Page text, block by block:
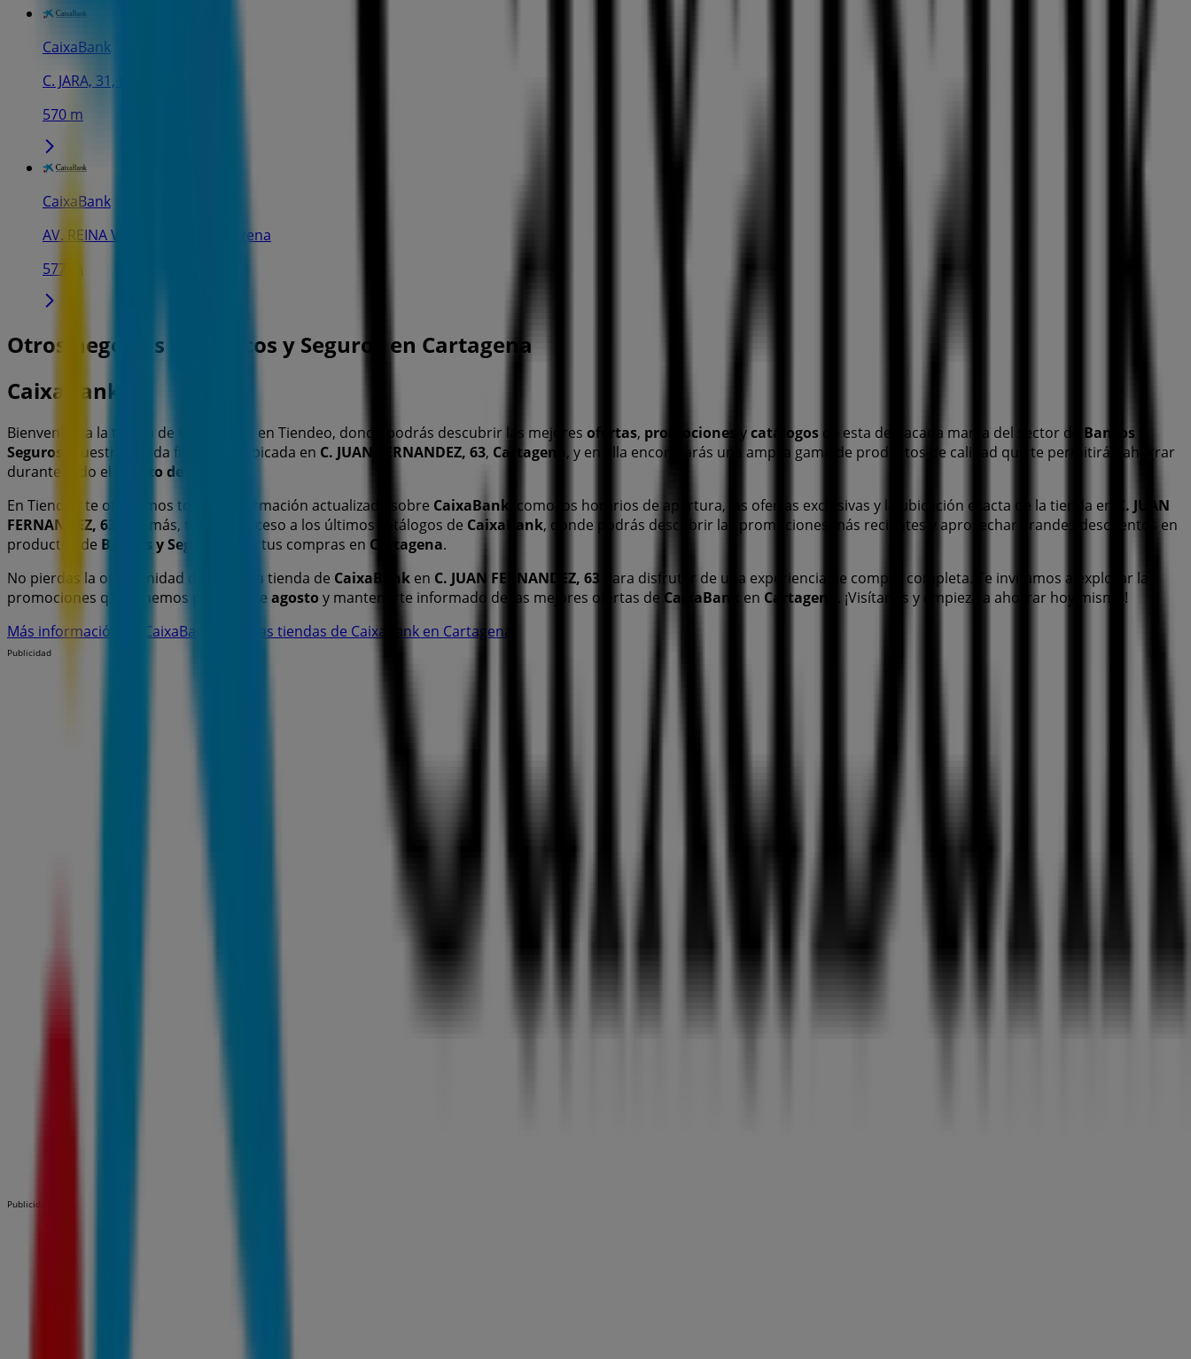
CaixaBank
C. JARA, 31, Cartagena
570 m
CaixaBank
AV. REINA VICTORIA, 19, Cartagena
577 m
Otros negocios de Bancos y Seguros en Cartagena
CaixaBank
Bienvenido a la tienda de en Tiendeo, donde podrás descubrir las mejores ofertas, promociones ycatálogos de esta destacada marca del sector de Bancos y
Seguros
. Nuestra tienda física está ubicada en C. JUAN FERNANDEZ, 63, Cartagena , y en ella encontrarás una amplia gama de productos de calidad que te permitirán ahorrar
durante todo el
agosto de 2026
En Tiendeo te ofrecemos toda la información actualizada sobre CaixaBank , como los horarios de apertura, las ofertas exclusivas y la ubicación exacta de la tienda en
C. JUAN
FERNANDEZ, 63
. Además, tendrás acceso a los últimos catálogos de CaixaBank, donde podrás descubrir las promociones más recientes y aprovechar grandes descuentos en
productos de Bancos y Seguros para tus compras en Cartagena.
No pierdas la oportunidad de visitar la tienda de CaixaBank en C. JUAN FERNANDEZ, 63 para disfrutar de una experiencia de compra completa. Te invitamos a explorar las
promociones que tenemos para ti este agosto y mantenerte informado de las mejores ofertas de CaixaBank en Cartagena
. ¡Visítanos y empieza a ahorrar hoy mismo!
Más información de CaixaBank
Ver otras tiendas de CaixaBank en Cartagena
Publicidad
Publicidad